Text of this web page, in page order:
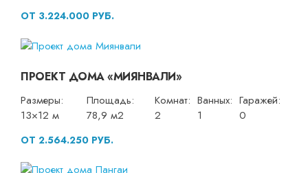
ОТ 3.224.000 РУБ.
ПРОЕКТ ДОМА «МИЯНВАЛИ»
Размеры:
13×12 м
Площадь:
78,9 м2
Комнат:
2
Ванных:
1
Гаражей:
0
ОТ 2.564.250 РУБ.